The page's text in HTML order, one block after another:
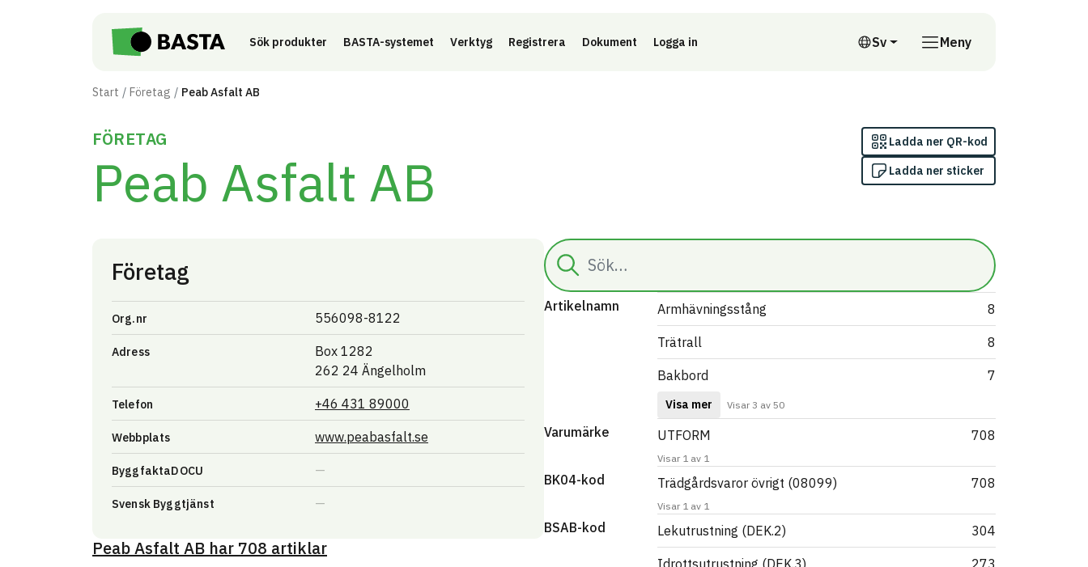
Sök produkter BASTA-systemet Verktyg Registrera Dokument Logga in Sv
Svenska
Meny
Start Företag Peab Asfalt AB
FÖRETAG
Peab Asfalt AB
Ladda ner QR-kod
Ladda ner sticker
Företag
Org.nr 556098-8122
Adress
Box 1282
262 24 Ängelholm
Telefon +46 431 89000
Webbplats www.peabasfalt.se Länk till annan webbplats
ByggfaktaDOCU
Svensk Byggtjänst
Peab Asfalt AB har 708 artiklar
Sök
Artikelnamn
Armhävningsstång 8
Trätrall 8
Bakbord 7
Visa mer Visar 3 av 50
Varumärke UTFORM 708
Visar 1 av 1
BK04-kod Trädgårdsvaror övrigt (08099) 708
Visar 1 av 1
BSAB-kod Lekutrustning (DEK.2) 304
Idrottsutrustning (DEK.3) 273